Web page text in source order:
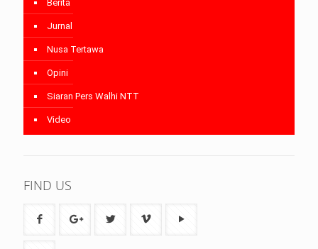
Berita
Jurnal
Nusa Tertawa
Opini
Siaran Pers Walhi NTT
Video
FIND US